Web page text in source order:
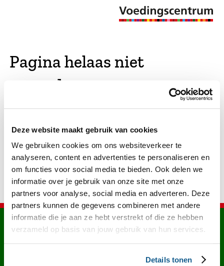
Deze website maakt gebruik van cookies
We gebruiken cookies om ons websiteverkeer te
analyseren, content en advertenties te personaliseren en
om functies voor social media te bieden. Ook delen we
informatie over je gebruik van onze site met onze
partners voor analyse, social media en adverteren. Deze
partners kunnen de gegevens combineren met andere
informatie die je aan ze hebt verstrekt of die ze hebben
verzameld op basis van jouw gebruik van hun services.
Details tonen
Pagina helaas niet
gevonden
hebben gekeken of er vergelijkbare pagina's
bestaan. Als dat zo is, dan zie je die hier.
Contact English Privacy
Cookies
Toegankelijkheid
Desktop site